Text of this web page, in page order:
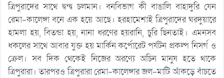
ত্রিপুরাদের সাথে দ্বন্দ্ব চলমান। বনবিভাগ কী বাঙালি বাহাদুরি যেন
রেমা-কালেঙ্গা বনে এক হয়ে আছে। হরহামেশাই ত্রিপুরাদের ঘরদুয়ারে
হামলা হয়, বিতন্ডা হয়, নানা ধরণের হয়রানি, চুরি ছিনতাই। এমনসব
ধকলের সাথে আবার যুক্ত হয় মার্কিন কর্পোরেট পর্যটন প্রকল্প নিসর্গ ও
ক্রেল। সব দিক থেকেই নিজের অরণ্যে অচিন মানুষ হতে থাকে
ত্রিপুরারা। তারপরও ত্রিপুরারা রেমা-কালেঙ্গার জল-মাটি আঁকড়ে বাঁচতে